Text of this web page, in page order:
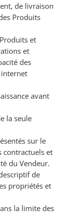
de livraison
Produits
et
et
des
avant
la seule
sur le
contractuels et
du Vendeur.
de
propriétés et
la limite des